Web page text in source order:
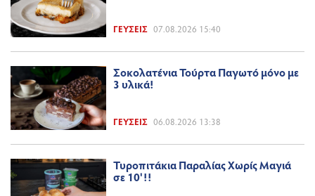
ΓΕΎΣΕΙΣ 07.08.2026 15:40
Σοκολατένια Τούρτα Παγωτό μόνο με
3 υλικά!
ΓΕΎΣΕΙΣ 06.08.2026 13:38
Τυροπιτάκια Παραλίας Χωρίς Μαγιά
σε 10'!!